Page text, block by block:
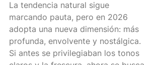
La tendencia natural sigue
marcando pauta, pero en 2026
adopta una nueva dimensión: más
profunda, envolvente y nostálgica.
Si antes se privilegiaban los tonos